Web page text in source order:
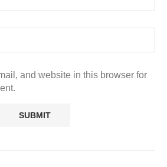
and website in this browser for